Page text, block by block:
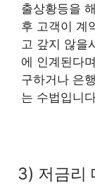
출상황등을
후 고객이 계
고 갚지 않을
에 인계된다
구하거나 은
는 수법입니
3) 저금리